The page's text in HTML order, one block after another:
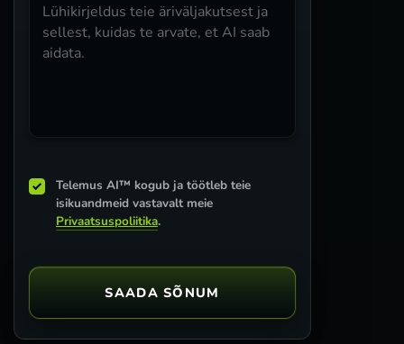
Telemus AI™ kogub ja töötleb teie
isikuandmeid vastavalt meie
Privaatsuspoliitika.